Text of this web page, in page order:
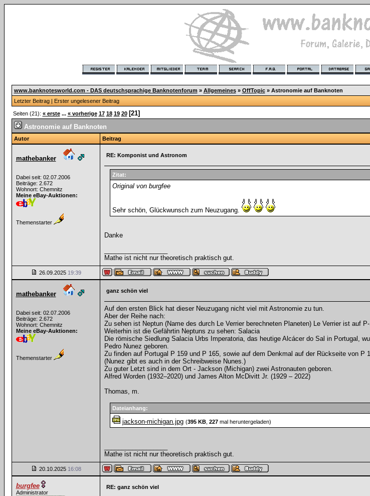
www.banknotesworld.com - DAS deutschsprachige Banknotenforum » Allgemeines» OffTopic» Astronomie auf Banknoten
Letzter Beitrag| Erster ungelesener Beitrag
Seiten (21): « erste... « vorherige 17 18 19 20 [21]
Astronomie auf Banknoten
Autor Beitrag
mathebanker
Dabei seit: 02.07.2006
Beiträge: 2.672
Wohnort: Chemnitz
Meine eBay-Auktionen:
Themenstarter
RE: Komponist und Astronom
Zitat:
Original von burgfee
Sehr schön, Glückwunsch zum Neuzugang.
Danke
Mathe ist nicht nur theoretisch praktisch gut.
26.09.2025 19:39
mathebanker
Dabei seit: 02.07.2006
Beiträge: 2.672
Wohnort: Chemnitz
Meine eBay-Auktionen:
Themenstarter
ganz schön viel
Auf den ersten Blick hat dieser Neuzugang nicht viel mit Astronomie zu tun.
Aber der Reihe nach:
Zu sehen ist Neptun (Name des durch Le Verrier berechneten Planeten) Le Verrier ist auf
Weiterhin ist die Gefährtin Neptuns zu sehen: Salacia
Die römische Siedlung Salacia Urbs Imperatoria, das heutige Alcácer do Sal in Portugal,
Pedro Nunez geboren.
Zu finden auf Portugal P 159 und P 165, sowie auf dem Denkmal auf der Rückseite von P
(Nunez gibt es auch in der Schreibweise Nunes.)
Zu guter Letzt sind in dem Ort - Jackson (Michigan) zwei Astronauten geboren.
Alfred Worden (1932–2020) und James Alton McDivitt Jr. (1929 – 2022)
Thomas, m.
Dateianhang:
jackson-michigan.jpg (395 KB 227 mal heruntergeladen)
Mathe ist nicht nur theoretisch praktisch gut.
20.10.2025 16:08
burgfee
Administrator
RE: ganz schön viel